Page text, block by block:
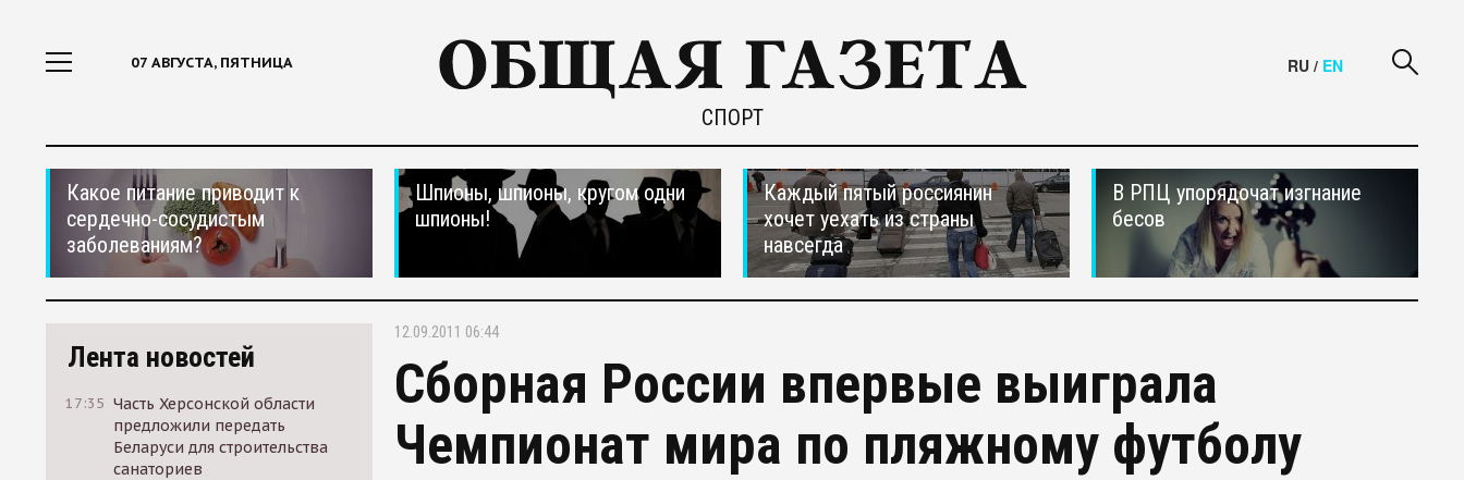
07 АВГУСТА, ПЯТНИЦА
СПОРТ
RU / EN
Какое питание приводит к
сердечно-сосудистым
заболеваниям?
Шпионы, шпионы, кругом одни
шпионы!
Каждый пятый россиянин
хочет уехать из страны
навсегда
В РПЦ упорядочат изгнание
бесов
Лента новостей
17:35 Часть Херсонской области
предложили передать
Беларуси для строительства
санаториев
12.09.2011 06:44
Сборная России впервые выиграла
Чемпионат мира по пляжному футболу